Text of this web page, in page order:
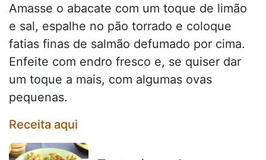
Amasse o abacate com um toque de limão
e sal, espalhe no pão torrado e coloque
fatias finas de salmão defumado por cima.
Enfeite com endro fresco e, se quiser dar
um toque a mais, com algumas ovas
pequenas.
Receita aqui